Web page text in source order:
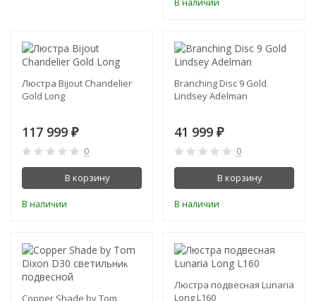
В наличии
Люстра Bijout Chandelier
Gold Long
117 999 ₽
0
В корзину
В наличии
Branching Disc 9 Gold
Lindsey Adelman
41 999 ₽
0
В корзину
В наличии
-50%
Copper Shade by Tom
Люстра подвесная Lunaria
Long L160